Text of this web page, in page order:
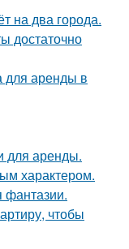
на два города.
достаточно
для аренды в
для аренды.
характером.
фантазии.
чтобы